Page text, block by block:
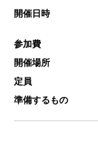
開催日時
参加費
開催場所
定員
準備するもの